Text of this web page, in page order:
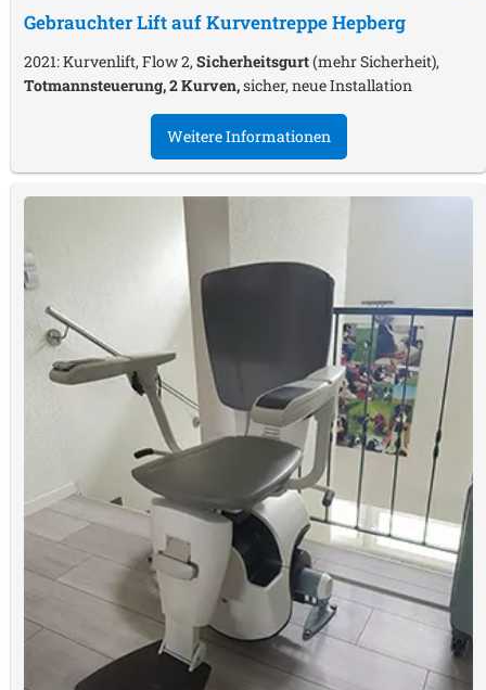
Gebrauchter Lift auf KurventreppeHepberg
2021: Kurvenlift, Flow 2, Sicherheitsgurt(mehr Sicherheit),
Totmannsteuerung, 2 Kurven,sicher, neue Installation
Weitere Informationen